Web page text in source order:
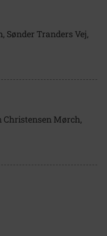
Sønder Tranders Vej,
Christensen Mørch,